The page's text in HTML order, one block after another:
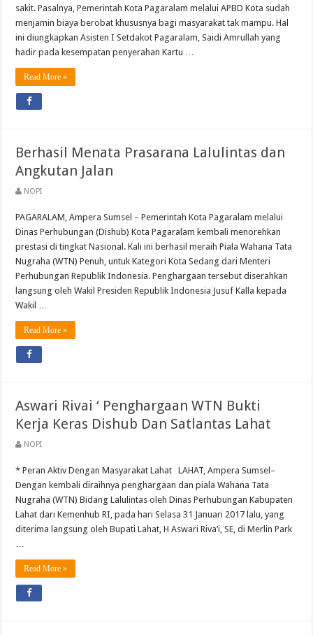
sakit. Pasalnya, Pemerintah Kota Pagaralam melalui APBD Kota sudah
menjamin biaya berobat khususnya bagi masyarakat tak mampu. Hal
ini diungkapkan Asisten I Setdakot Pagaralam, Saidi Amrullah yang
hadir pada kesempatan penyerahan Kartu …
Read More »
Berhasil Menata Prasarana Lalulintas dan
Angkutan Jalan
NOPI
PAGARALAM, Ampera Sumsel – Pemerintah Kota Pagaralam melalui
Dinas Perhubungan (Dishub) Kota Pagaralam kembali menorehkan
prestasi di tingkat Nasional. Kali ini berhasil meraih Piala Wahana Tata
Nugraha (WTN) Penuh, untuk Kategori Kota Sedang dari Menteri
Perhubungan Republik Indonesia. Penghargaan tersebut diserahkan
langsung oleh Wakil Presiden Republik Indonesia Jusuf Kalla kepada
Wakil …
Read More »
Aswari Rivai ‘ Penghargaan WTN Bukti
Kerja Keras Dishub Dan Satlantas Lahat
NOPI
* Peran Aktiv Dengan Masyarakat Lahat LAHAT, Ampera Sumsel–
Dengan kembali diraihnya penghargaan dan piala Wahana Tata
Nugraha (WTN) Bidang Lalulintas oleh Dinas Perhubungan Kabupaten
Lahat dari Kemenhub RI, pada hari Selasa 31 Januari 2017 lalu, yang
diterima langsung oleh Bupati Lahat, H Aswari Riva’i, SE, di Merlin Park
…
Read More »